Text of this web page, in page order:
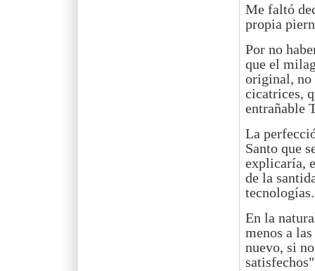
Me faltó
propia
Por no
que el
original, no
cicatrices,
entrañable
La
Santo que
explicaría,
de la
tecnologías.
En la
menos a
nuevo, si